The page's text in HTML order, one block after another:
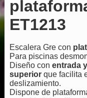
ET1213
Escalera Gre con
Para piscinas
Diseño con entrada
superiorque facilita
deslizamiento.
Dispone de